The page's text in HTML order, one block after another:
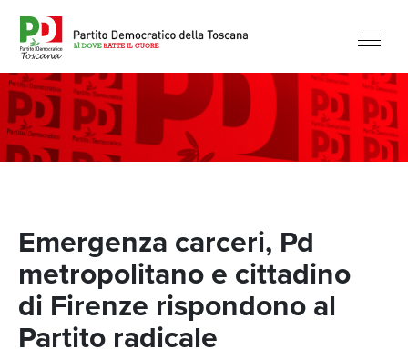
Emergenza carceri, Pd
metropolitano e cittadino
di Firenze rispondono al
Partito radicale